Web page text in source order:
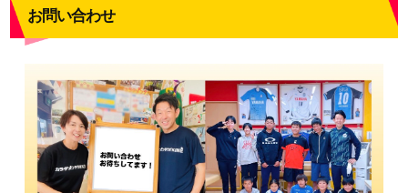
お問い合わせ